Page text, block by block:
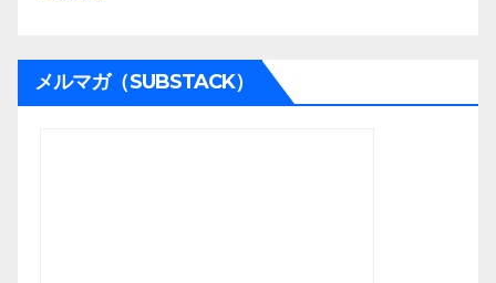
メルマガ（SUBSTACK）